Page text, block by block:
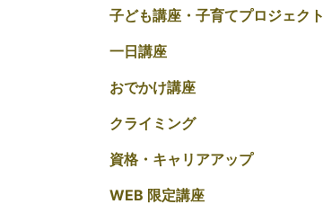
子ども講座・子育てプロジェクト
一日講座
おでかけ講座
クライミング
資格・キャリアアップ
WEB 限定講座